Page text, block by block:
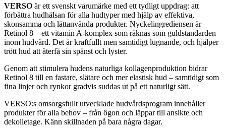
VERSO är ett svenskt varumärke med ett tydligt uppdrag: att
förbättra hudhälsan för alla hudtyper med hjälp av effektiva,
skonsamma och lättanvända produkter. Nyckelingrediensen är
Retinol 8 – ett vitamin A-komplex som räknas som guldstandarden
inom hudvård. Det är kraftfullt men samtidigt lugnande, och hjälper
trött hud att återfå sin spänst och lyster.
Genom att stimulera hudens naturliga kollagenproduktion bidrar
Retinol 8 till en fastare, slätare och mer elastisk hud – samtidigt som
fina linjer och rynkor gradvis suddas ut på ett naturligt sätt.
VERSO:s omsorgsfullt utvecklade hudvårdsprogram innehåller
produkter för alla behov – från ögon och läppar till ansikte och
dekolletage. Känn skillnaden på bara några dagar.